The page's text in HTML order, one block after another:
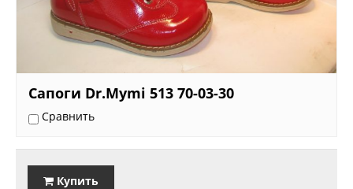
Сапоги Dr.Mymi 513 70-03-30
Сравнить
Купить